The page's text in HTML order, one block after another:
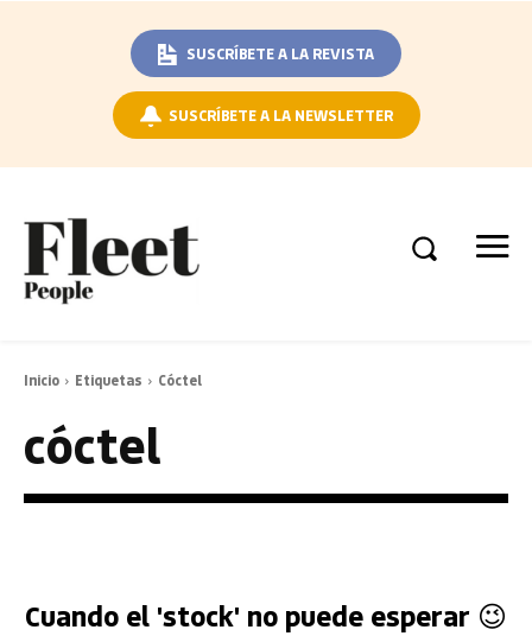
SUSCRÍBETE A LA REVISTA
SUSCRÍBETE A LA NEWSLETTER
Inicio Etiquetas Cóctel
cóctel
Cuando el 'stock' no puede esperar 😉